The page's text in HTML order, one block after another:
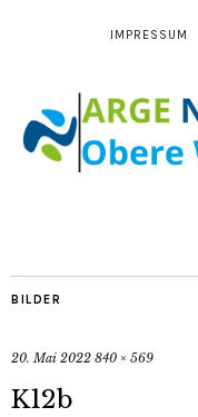
IMPRESSUM
BILDER
20. Mai 2022 840 × 569
K12b